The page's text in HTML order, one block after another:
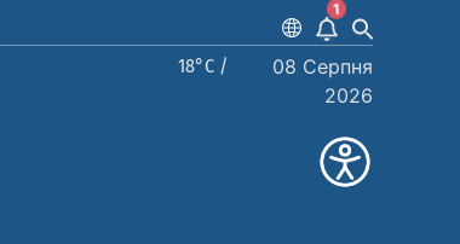
1
18°C /
08 Серпня
2026